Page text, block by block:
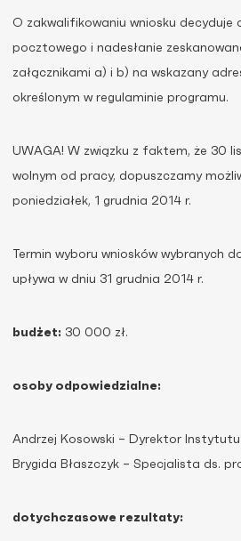
O zakwalifikowaniu wniosku
pocztowego i nadesłanie
załącznikami a) i b) na wskazany
określonym w regulaminie programu.
UWAGA! W związku z faktem, że 30
wolnym od pracy, dopuszczamy
poniedziałek, 1 grudnia 2014 r.
Termin wyboru wniosków wybranych
upływa w dniu 31 grudnia 2014 r.
budżet: 30 000 zł.
osoby odpowiedzialne:
Andrzej Kosowski – Dyrektor Instytutu
Brygida Błaszczyk – Specjalista ds.
dotychczasowe rezultaty: